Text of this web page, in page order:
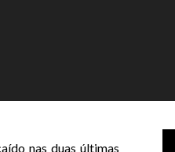
nas duas últimas